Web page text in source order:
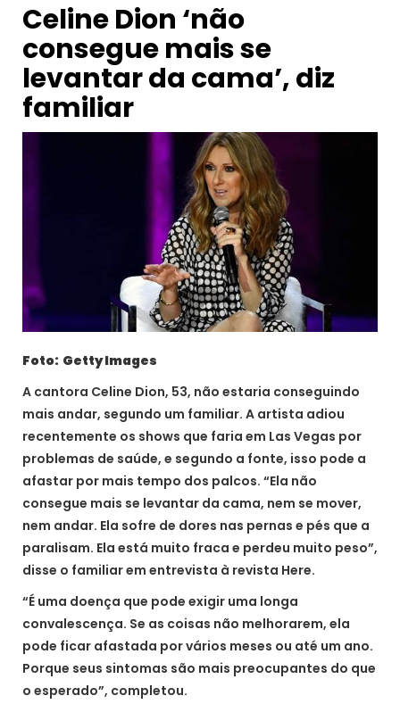
Celine Dion ‘não
consegue mais se
levantar da cama’, diz
familiar
Foto: Getty Images
A cantora Celine Dion, 53, não estaria conseguindo
mais andar, segundo um familiar. A artista adiou
recentemente os shows que faria em Las Vegas por
problemas de saúde, e segundo a fonte, isso pode a
afastar por mais tempo dos palcos. “Ela não
consegue mais se levantar da cama, nem se mover,
nem andar. Ela sofre de dores nas pernas e pés que a
paralisam. Ela está muito fraca e perdeu muito peso”,
disse o familiar em entrevista à revista Here.
“É uma doença que pode exigir uma longa
convalescença. Se as coisas não melhorarem, ela
pode ficar afastada por vários meses ou até um ano.
Porque seus sintomas são mais preocupantes do que
o esperado”, completou.